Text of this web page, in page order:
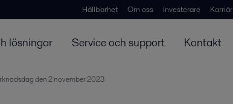
Hållbarhet Om oss Investerare Karriär
lösningar Service och support Kontakt
den 2 november 2023